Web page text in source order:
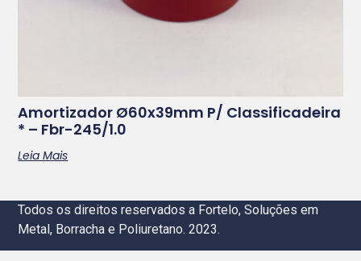
Amortizador Ø60x39mm P/ Classificadeira
* – Fbr-245/1.0
Leia Mais
Todos os direitos reservados a Fortelo, Soluções em
Metal, Borracha e Poliuretano. 2023.